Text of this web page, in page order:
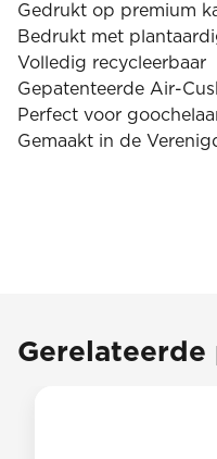
Gedrukt op premium
Bedrukt met
Volledig recycleerbaar
Gepatenteerde Air-
Perfect voor
Gemaakt in de